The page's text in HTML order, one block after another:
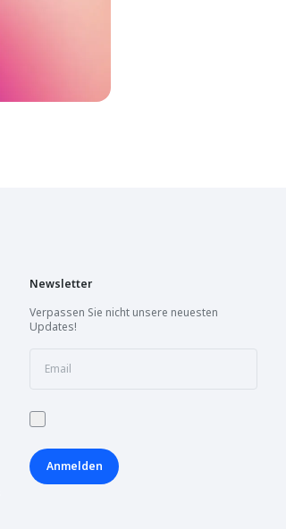
Newsletter
Verpassen Sie nicht unsere neuesten
Updates!
Anmelden